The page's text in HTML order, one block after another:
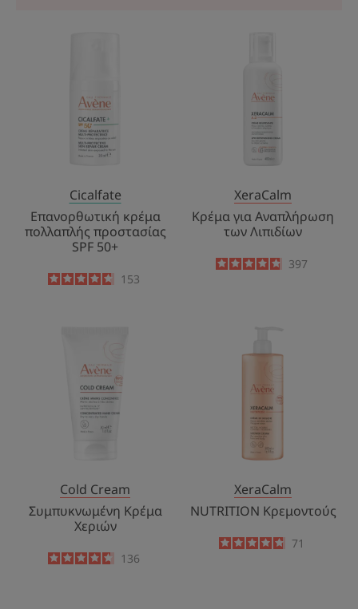
SPF
50+
Cicalfate
Επανορθωτική κρέμα
πολλαπλής προστασίας
SPF 50+
4.7
/5153
Λιπιδίων
XeraCalm
Κρέμα για Αναπλήρωση
των Λιπιδίων
4.8
/5
397
Χεριών
Cold Cream
Συμπυκνωμένη Κρέμα
Χεριών
4.6
/5136
XeraCalm
NUTRITION Κρεμοντούς
4.8
/5
71